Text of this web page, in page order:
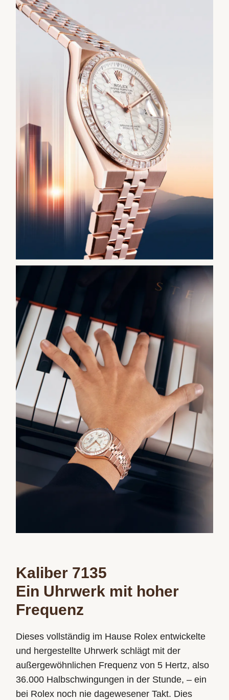
Kaliber 7135
Ein Uhrwerk mit hoher
Frequenz
Dieses vollständig im Hause Rolex entwickelte
und hergestellte Uhrwerk schlägt mit der
außergewöhnlichen Frequenz von 5 Hertz, also
36.000 Halbschwingungen in der Stunde, – ein
bei Rolex noch nie dagewesener Takt. Dies